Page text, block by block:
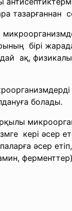
тазарғаннан
бірі
ақ,
болады.
кері әсер
әсер